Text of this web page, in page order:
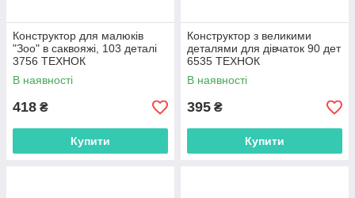
Конструктор для малюків
"Зоо" в саквояжі, 103 деталі
3756 ТЕХНОК
В наявності
418 ₴
Купити
Конструктор з великими
деталями для дівчаток 90 дет
6535 ТЕХНОК
В наявності
395 ₴
Купити